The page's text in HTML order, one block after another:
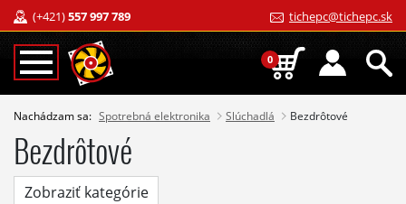
(+421)557 997 789 tichepc@tichepc.sk
0
Nachádzam sa: Spotrebná elektronika Slúchadlá Bezdrôtové
Bezdrôtové
Zobraziť kategórie